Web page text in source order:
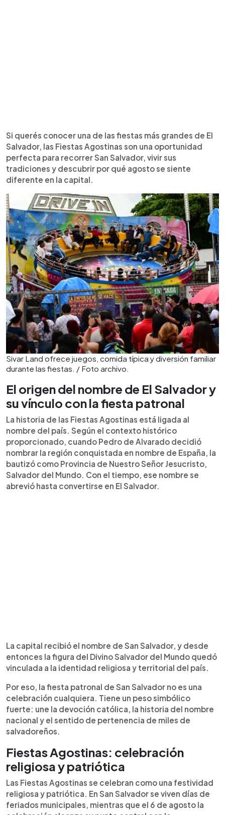
Si querés conocer una de las fiestas más grandes de El
Salvador, las Fiestas Agostinas son una oportunidad
perfecta para recorrer San Salvador, vivir sus
tradiciones y descubrir por qué agosto se siente
diferente en la capital.
Sivar Land ofrece juegos, comida típica y diversión familiar
durante las fiestas. / Foto archivo.
El origen del nombre de El Salvador y
su vínculo con la fiesta patronal
La historia de las Fiestas Agostinas está ligada al
nombre del país. Según el contexto histórico
proporcionado, cuando Pedro de Alvarado decidió
nombrar la región conquistada en nombre de España, la
bautizó como Provincia de Nuestro Señor Jesucristo,
Salvador del Mundo. Con el tiempo, ese nombre se
abrevió hasta convertirse en El Salvador.
La capital recibió el nombre de San Salvador, y desde
entonces la figura del Divino Salvador del Mundo quedó
vinculada a la identidad religiosa y territorial del país.
Por eso, la fiesta patronal de San Salvador no es una
celebración cualquiera. Tiene un peso simbólico
fuerte: une la devoción católica, la historia del nombre
nacional y el sentido de pertenencia de miles de
salvadoreños.
Fiestas Agostinas: celebración
religiosa y patriótica
Las Fiestas Agostinas se celebran como una festividad
religiosa y patriótica. En San Salvador se viven días de
feriados municipales, mientras que el 6 de agosto la